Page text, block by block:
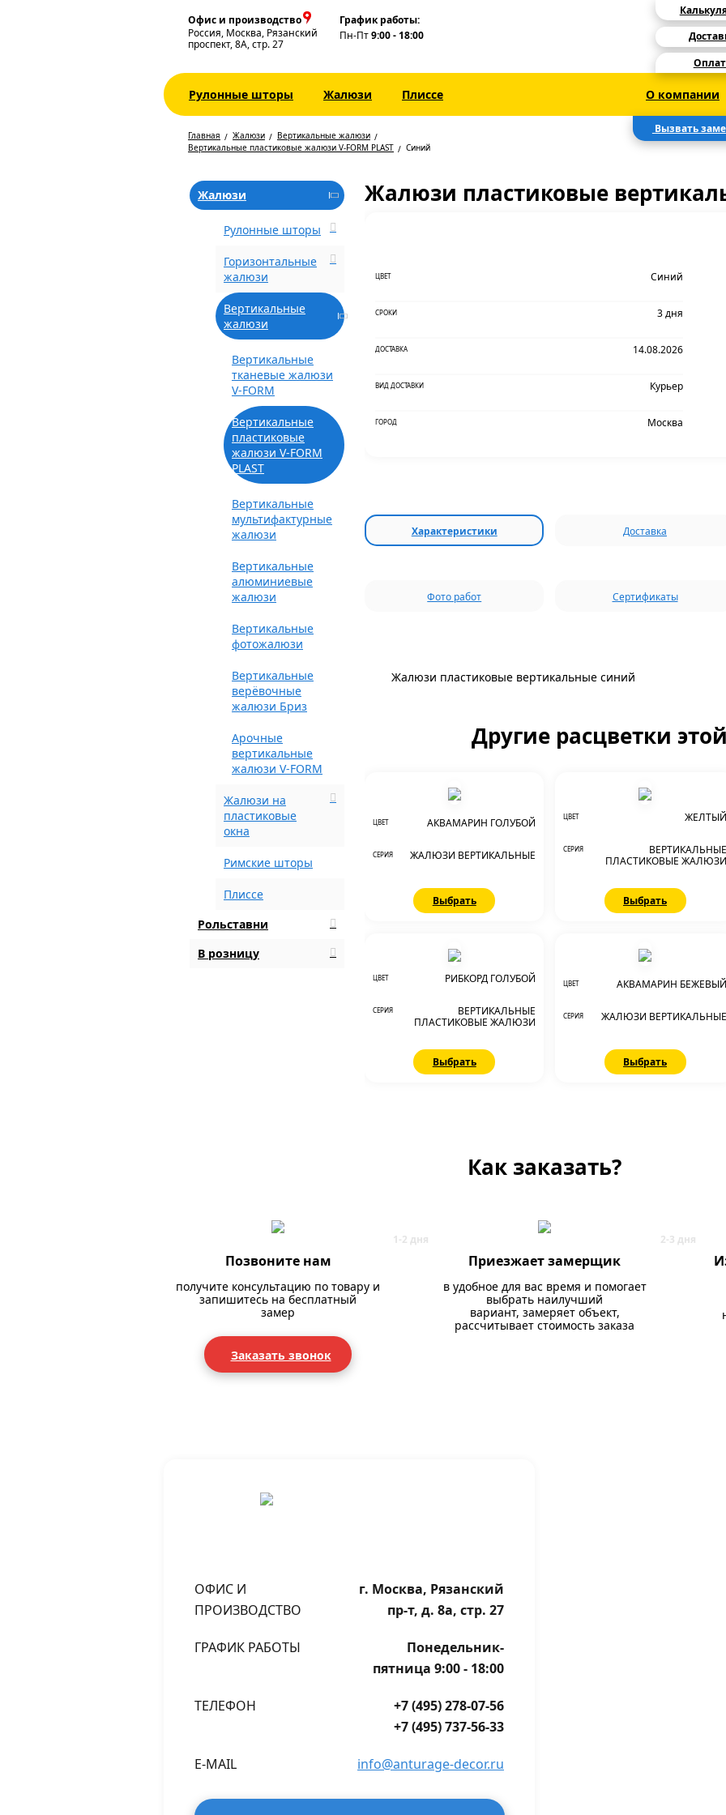
Офис и производство
Россия, Москва, Рязанский
проспект, 8А, стр. 27
График работы:
Пн-Пт9:00 - 18:00
Рулонные шторы Жалюзи Плиссе О компании
Вызвать
Главная Жалюзи
Вертикальные жалюзи
Вертикальные пластиковые жалюзи V-FORM PLAST
Синий
Жалюзи
Рулонные шторы
Горизонтальные
жалюзи
Вертикальные
жалюзи
Вертикальные
тканевые жалюзи
V-FORM
Вертикальные
пластиковые
жалюзи V-FORM
PLAST
Вертикальные
мультифактурные
жалюзи
Вертикальные
алюминиевые
жалюзи
Вертикальные
фотожалюзи
Вертикальные
верёвочные
жалюзи Бриз
Арочные
вертикальные
жалюзи V-FORM
Жалюзи на
пластиковые
окна
Римские шторы
Плиссе
Рольставни
В розницу
Жалюзи пластиковые
ЦВЕТ Синий
СРОКИ 3 дня
ДОСТАВКА 14.08.2026
ВИД ДОСТАВКИ Курьер
ГОРОД Москва
Характеристики Доставка
Фото работ Сертификаты
Жалюзи пластиковые вертикальные синий
Другие расцветки
ЦВЕТ АКВАМАРИН ГОЛУБОЙ
СЕРИЯ ЖАЛЮЗИ ВЕРТИКАЛЬНЫЕ
Выбрать
ЦВЕТ ЖЕЛТЫЙ
СЕРИЯ
ВЕРТИКАЛЬНЫЕ
ПЛАСТИКОВЫЕ ЖАЛЮЗИ
Выбрать
ЦВЕТ РИБКОРД ГОЛУБОЙ
СЕРИЯ
ВЕРТИКАЛЬНЫЕ
ПЛАСТИКОВЫЕ ЖАЛЮЗИ
Выбрать
ЦВЕТ АКВАМАРИН БЕЖЕВЫЙ
СЕРИЯ ЖАЛЮЗИ ВЕРТИКАЛЬНЫЕ
Выбрать
Как заказать?
Позвоните нам
получите консультацию по товару и
запишитесь на бесплатный
замер
Заказать звонок
Приезжает замерщик
в удобное для вас время и помогает
выбрать наилучший
вариант, замеряет объект,
рассчитывает стоимость заказа
ОФИС И
ПРОИЗВОДСТВО
г. Москва, Рязанский
пр-т, д. 8а, стр. 27
ГРАФИК РАБОТЫ
Понедельник-
пятница 9:00 - 18:00
ТЕЛЕФОН
+7 (495) 278-07-56
+7 (495) 737-56-33
E-MAIL info@anturage-decor.ru